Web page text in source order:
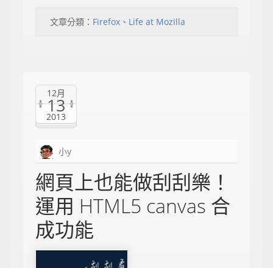
文章分類： Firefox 、 Life at Mozilla
12月
13
2013
小y
網頁上也能做刮刮樂！
運用 HTML5 canvas 合
成功能